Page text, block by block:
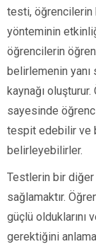
testi, öğrencilerin
yönteminin
öğrencilerin
belirlemenin
kaynağı
sayesinde
tespit edebilir ve
belirleyebilirler.
Testlerin bir
sağlamaktır.
güçlü olduklarını
gerektiğini